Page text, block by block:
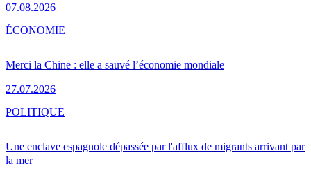
07.08.2026
Merci la Chine : elle a sauvé l’économie mondiale
27.07.2026
ÉCONOMIE
Une enclave espagnole dépassée par l'afflux de migrants arrivant par
la mer
POLITIQUE